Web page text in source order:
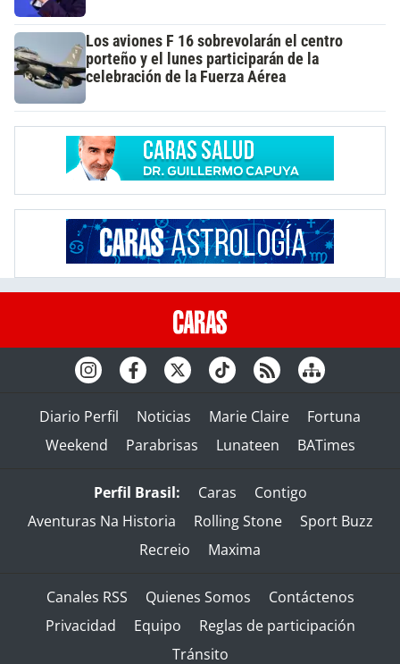
Los aviones F 16 sobrevolarán el centro
porteño y el lunes participarán de la
celebración de la Fuerza Aérea
Diario Perfil Noticias Marie Claire
Fortuna
Weekend
Parabrisas Lunateen BATimes
Perfil Brasil: Caras
Contigo
Aventuras Na Historia
Rolling Stone
Sport Buzz
Recreio
Maxima
Canales RSS Quienes Somos
Contáctenos
Privacidad
Equipo
Reglas de participación
Tránsito